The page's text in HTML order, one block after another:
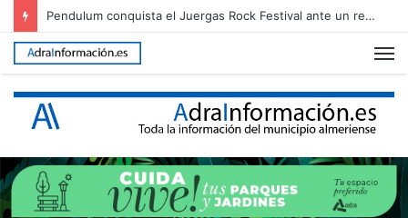
Pendulum conquista el Juergas Rock Festival ante un recinto abarrotado